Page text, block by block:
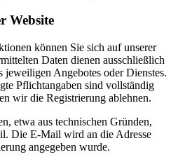
Website
können Sie sich auf unserer
Daten dienen ausschließlich
Angebotes oder Dienstes.
Pflichtangaben sind vollständig
wir die Registrierung ablehnen.
etwa aus technischen Gründen,
Die E-Mail wird an die Adresse
angegeben wurde.